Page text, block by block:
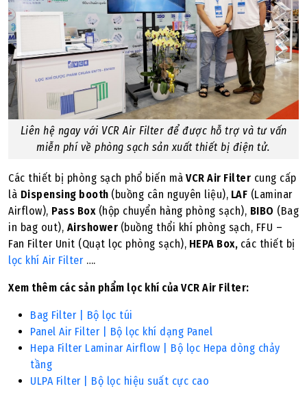
Liên hệ ngay với VCR Air Filter để được hỗ trợ và tư vấn
miễn phí về phòng sạch sản xuấtthiết bị điện tử.
Các thiết bị phòng sạch phổ biến mà VCR Air Filter cung cấp
là Dispensing booth (buồng cân nguyên liệu), LAF (Laminar
Airflow), Pass Box (hộp chuyển hàng phòng sạch), BIBO (Bag
in bag out), Airshower (buồng thổi khí phòng sạch, FFU –
Fan Filter Unit (Quạt lọc phòng sạch), HEPA Box, các thiết bị
lọc khí Air Filter….
Xem thêm các sản phẩm lọc khí của VCR Air Filter:
Bag Filter | Bộ lọc túi
Panel Air Filter | Bộ lọc khí dạng Panel
Hepa Filter Laminar Airflow | Bộ lọc Hepa dòng chảy
tầng
ULPA Filter | Bộ lọc hiệu suất cực cao